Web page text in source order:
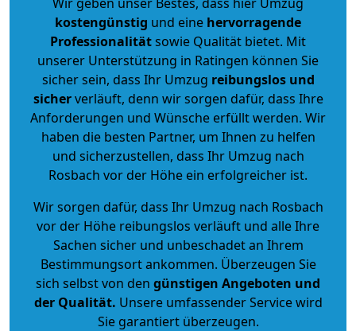
kostengünstig und eine hervorragende
Professionalitätsowie Qualität bietet. Mit
unserer Unterstützung in Ratingen können Sie
sicher sein, dass Ihr Umzug reibungslos und
sicherverläuft, denn wir sorgen dafür, dass Ihre
Anforderungen und Wünsche erfüllt werden. Wir
haben die besten Partner, um Ihnen zu helfen
und sicherzustellen, dass Ihr Umzug nach
Rosbach vor der Höhe ein erfolgreicher ist.
Wir sorgen dafür, dass Ihr Umzug nach Rosbach
vor der Höhe reibungslos verläuft und alle Ihre
Sachen sicher und unbeschadet an Ihrem
Bestimmungsort ankommen. Überzeugen Sie
sich selbst von den günstigen Angeboten und
der Qualität. Unsere umfassender Service wird
Sie garantiert überzeugen.